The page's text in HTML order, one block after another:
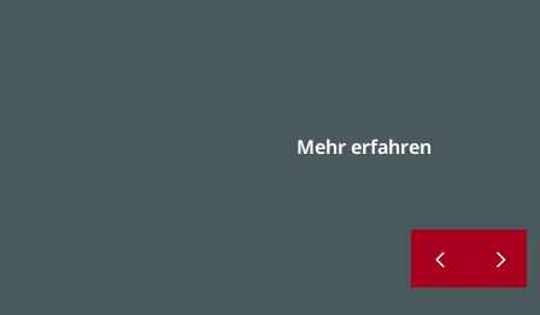
Mehr erfahren